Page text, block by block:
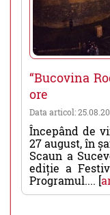
“Bucovina
ore
Data articol:
Începând de
27 august, în
Scaun a
ediție a
Programul.... [